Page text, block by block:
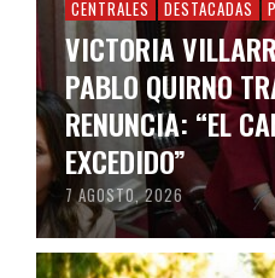
CENTRALES DESTACADAS
VICTORIA
PABLO QUIRNO
RENUNCIA: “EL
EXCEDIDO”
7 AGOSTO, 2026